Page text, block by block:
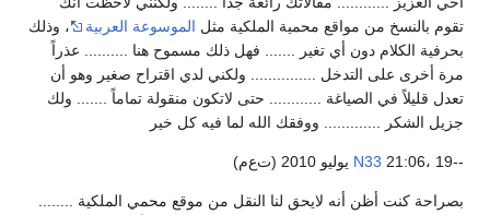
بالنسخ من مواقع محمية الملكية مثلالموسوعة العربية
، وذلك
الكلام دون أي تغير ....... فهل ذلك مسموح هنا .......... عذراً
أخرى على التدخل ............... ولكني لدي اقتراح صغير وهو أن
قليلاً في الصياغة ............ حتى لاتكون منقولة تماماً ....... ولك
الشكر ............. ووفقك الله لما فيه كل خير
N3321:06، 19 يوليو 2010 (ت‌ع‌م)
كنت أظن أنه لايحق لنا النقل من موقع محمي الملكية ........